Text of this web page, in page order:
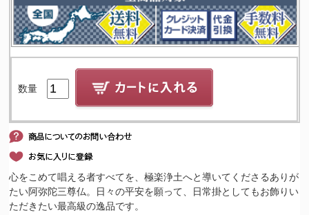
数量
心をこめて唱える者すべてを、極楽浄土へと導いてくださるありが
たい阿弥陀三尊仏。日々の平安を願って、日常掛としてもお飾りい
ただきたい最高級の逸品です。